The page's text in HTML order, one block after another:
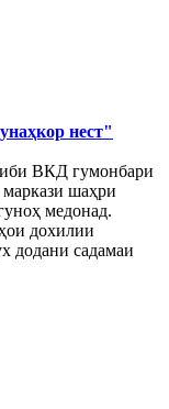
нест"
ВКД гумонбари
маркази шаҳри
медонад.
дохилии
додани садамаи